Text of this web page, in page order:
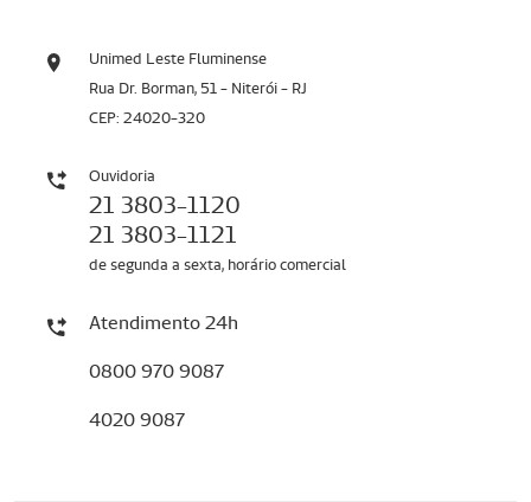
Unimed Leste Fluminense
Rua Dr. Borman, 51 - Niterói - RJ
CEP: 24020-320
Ouvidoria
21 3803-1120
21 3803-1121
de segunda a sexta, horário comercial
Atendimento 24h
0800 970 9087
4020 9087